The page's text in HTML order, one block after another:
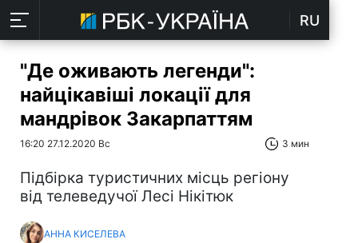
RU
"Де оживають легенди":
найцікавіші локації для
мандрівок Закарпаттям
16:20 27.12.2020 Вс 3 мин
Підбірка туристичних місць регіону
від телеведучої Лесі Нікітюк
АННА КИСЕЛЕВА